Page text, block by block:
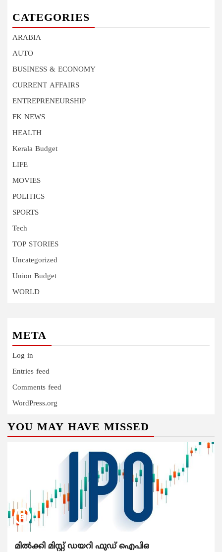
CATEGORIES
ARABIA
AUTO
BUSINESS & ECONOMY
CURRENT AFFAIRS
ENTREPRENEURSHIP
FK NEWS
HEALTH
Kerala Budget
LIFE
MOVIES
POLITICS
SPORTS
Tech
TOP STORIES
Uncategorized
Union Budget
WORLD
META
Log in
Entries feed
Comments feed
WordPress.org
YOU MAY HAVE MISSED
മിൽക്കി മിസ്റ്റ് ഡയറി ഫുഡ് ഐപിഒ